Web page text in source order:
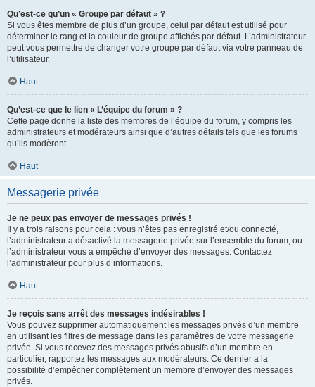
Qu’est-ce qu’un « Groupe par défaut » ?
Si vous êtes membre de plus d’un groupe, celui par défaut est utilisé pour
déterminer le rang et la couleur de groupe affichés par défaut. L’administrateur
peut vous permettre de changer votre groupe par défaut via votre panneau de
l’utilisateur.
Haut
Qu’est-ce que le lien « L’équipe du forum » ?
Cette page donne la liste des membres de l’équipe du forum, y compris les
administrateurs et modérateurs ainsi que d’autres détails tels que les forums
qu’ils modèrent.
Haut
Messagerie privée
Je ne peux pas envoyer de messages privés !
Il y a trois raisons pour cela : vous n’êtes pas enregistré et/ou connecté,
l’administrateur a désactivé la messagerie privée sur l’ensemble du forum, ou
l’administrateur vous a empêché d’envoyer des messages. Contactez
l’administrateur pour plus d’informations.
Haut
Je reçois sans arrêt des messages indésirables !
Vous pouvez supprimer automatiquement les messages privés d’un membre
en utilisant les filtres de message dans les paramètres de votre messagerie
privée. Si vous recevez des messages privés abusifs d’un membre en
particulier, rapportez les messages aux modérateurs. Ce dernier a la
possibilité d’empêcher complètement un membre d’envoyer des messages
privés.